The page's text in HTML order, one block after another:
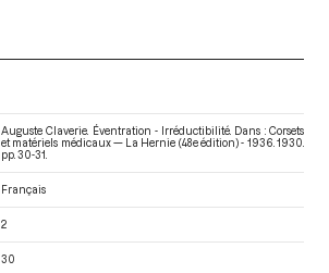
Auguste Claverie. Éventration - Irréductibilité. Dans : Corsets
et matériels médicaux — La Hernie (48e édition) - 1936 . 1930.
pp. 30-31.
Français
2
30